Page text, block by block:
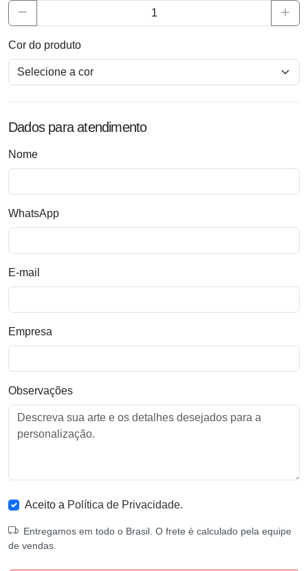
Cor do produto
Dados para atendimento
Nome
WhatsApp
E-mail
Empresa
Observações
Aceito a Política de Privacidade.
Entregamos em todo o Brasil. O frete é calculado pela equipe
de vendas.